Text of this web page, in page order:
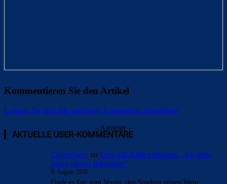
Kommentieren Sie den Artikel
Loggen Sie sich ein, um einen Kommentar abzugeben